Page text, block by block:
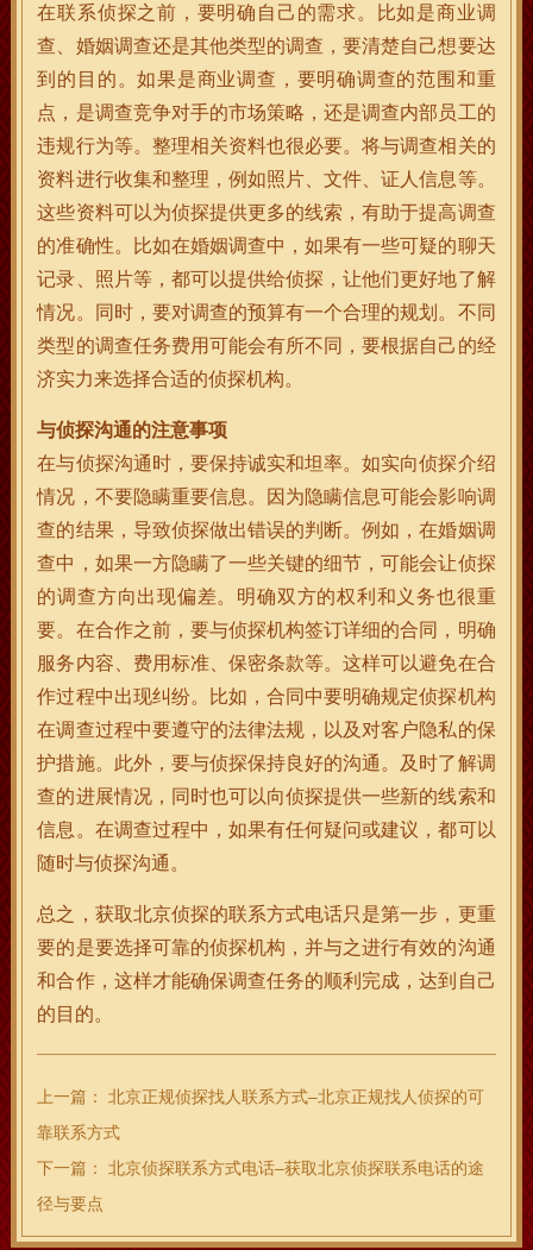
在联系侦探之前，要明确自己的需求。比如是商业调
查、婚姻调查还是其他类型的调查，要清楚自己想要达
到的目的。如果是商业调查，要明确调查的范围和重
点，是调查竞争对手的市场策略，还是调查内部员工的
违规行为等。整理相关资料也很必要。将与调查相关的
资料进行收集和整理，例如照片、文件、证人信息等。
这些资料可以为侦探提供更多的线索，有助于提高调查
的准确性。比如在婚姻调查中，如果有一些可疑的聊天
记录、照片等，都可以提供给侦探，让他们更好地了解
情况。同时，要对调查的预算有一个合理的规划。不同
类型的调查任务费用可能会有所不同，要根据自己的经
济实力来选择合适的侦探机构。
与侦探沟通的注意事项
在与侦探沟通时，要保持诚实和坦率。如实向侦探介绍
情况，不要隐瞒重要信息。因为隐瞒信息可能会影响调
查的结果，导致侦探做出错误的判断。例如，在婚姻调
查中，如果一方隐瞒了一些关键的细节，可能会让侦探
的调查方向出现偏差。明确双方的权利和义务也很重
要。在合作之前，要与侦探机构签订详细的合同，明确
服务内容、费用标准、保密条款等。这样可以避免在合
作过程中出现纠纷。比如，合同中要明确规定侦探机构
在调查过程中要遵守的法律法规，以及对客户隐私的保
护措施。此外，要与侦探保持良好的沟通。及时了解调
查的进展情况，同时也可以向侦探提供一些新的线索和
信息。在调查过程中，如果有任何疑问或建议，都可以
随时与侦探沟通。
总之，获取北京侦探的联系方式电话只是第一步，更重
要的是要选择可靠的侦探机构，并与之进行有效的沟通
和合作，这样才能确保调查任务的顺利完成，达到自己
的目的。
上一篇：
北京正规侦探找人联系方式–北京正规找人侦探的可
靠联系方式
下一篇：
北京侦探联系方式电话–获取北京侦探联系电话的途
径与要点